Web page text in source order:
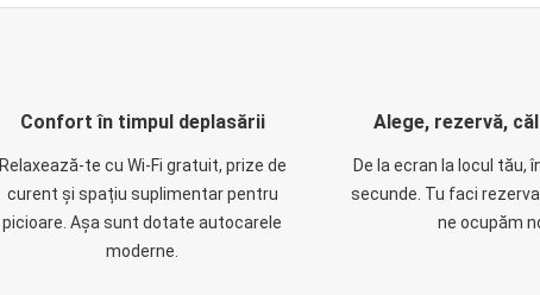
Confort în timpul deplasării
Relaxează-te cu Wi-Fi gratuit, prize de
curent și spațiu suplimentar pentru
picioare. Așa sunt dotate autocarele
moderne.
Alege, rezervă,
De la ecran la locul tău,
secunde. Tu faci
ne ocupăm